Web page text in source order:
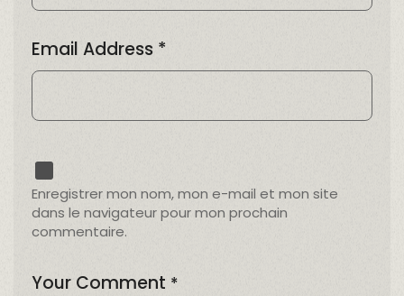
Email Address *
Enregistrer mon nom, mon e-mail et mon site
dans le navigateur pour mon prochain
commentaire.
Your Comment *